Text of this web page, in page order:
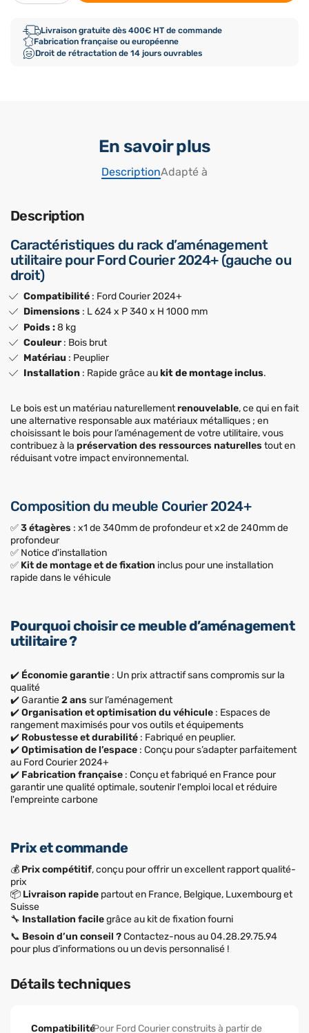
Livraison gratuite dès 400€ HT de commande
Fabrication française ou européenne
Droit de rétractation de 14 jours ouvrables
En savoir plus
DescriptionAdapté à
Description
Caractéristiques du rack d’aménagement
utilitaire pour Ford Courier 2024+ (gauche ou
droit)
Compatibilité : Ford Courier 2024+
Dimensions : L 624 x P 340 x H 1000 mm
Poids :8 kg
Couleur: Bois brut
Matériau : Peuplier
Installation : Rapide grâce aukit de montage inclus.
Le bois est un matériau naturellementrenouvelable, ce qui en fait
une alternative responsable aux matériaux métalliques ; en
choisissant le bois pour l’aménagement de votre utilitaire, vous
contribuez à la préservation des ressources naturelles tout en
réduisant votre impact environnemental.
Composition du meuble Courier 2024+
✅3 étagères : x1 de 340mm de profondeur et x2 de 240mm de
profondeur
✅ Notice d'installation
✅ Kit de montage et de fixation inclus pour une installation
rapide dans le véhicule
Pourquoi choisir ce meuble d’aménagement
utilitaire ?
✔️ Économie garantie : Un prix attractif sans compromis sur la
qualité
✔️ Garantie2 ans sur l’aménagement
✔️Organisation et optimisation du véhicule : Espaces de
rangement maximisés pour vos outils et équipements
✔️ Robustesse et durabilité : Fabriqué en peuplier.
✔️Optimisation de l’espace : Conçu pour s’adapter parfaitement
au Ford Courier 2024+
✔️ Fabrication française : Conçu et fabriqué en France pour
garantir une qualité optimale, soutenir l'emploi local et réduire
l'empreinte carbone
Prix et commande
💰 Prix compétitif, conçu pour offrir un excellent rapport qualité-
prix
📦 Livraison rapide partout en France, Belgique, Luxembourg et
Suisse
🔧 Installation facilegrâce au kit de fixation fourni
📞 Besoin d’un conseil ?Contactez-nous au 04.28.29.75.94
pour plus d’informations ou un devis personnalisé !
Détails techniques
CompatibilitéPour Ford Courier construits à partir de